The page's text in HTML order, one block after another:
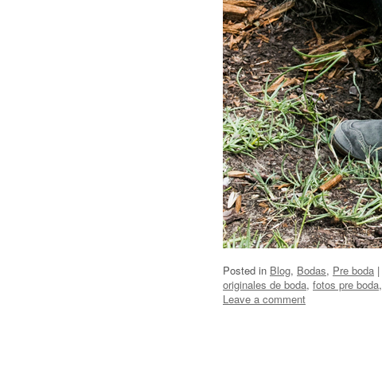
Posted in Blog, Bodas, Pre boda |
originales de boda, fotos pre boda,
Leave a comment